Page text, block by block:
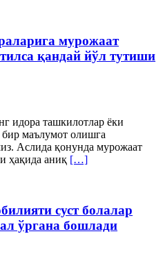
мурожаат
қандай йўл тутиши
идора ташкилотлар ёки
маълумот олишга
Аслида қонунда мурожаат
ҳақида аниқ […]
суст болалар
ўргана бошлади